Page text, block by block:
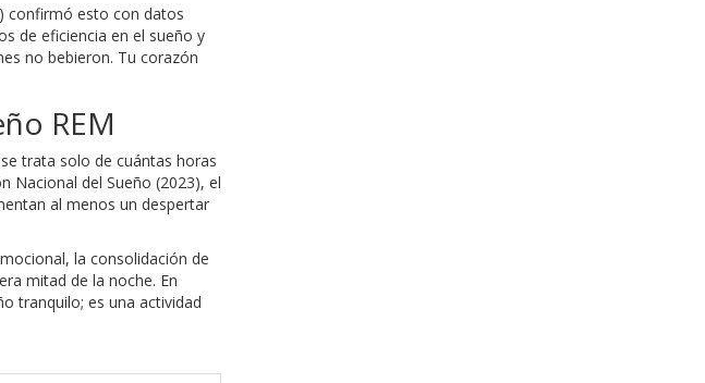
confirmó esto con datos
de eficiencia en el sueño y
no bebieron. Tu corazón
REM
trata solo de cuántas horas
Nacional del Sueño (2023), el
al menos un despertar
la consolidación de
mitad de la noche. En
tranquilo; es una actividad